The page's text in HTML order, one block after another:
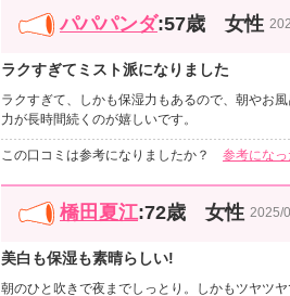
パパパンダ:57歳 女性
ラクすぎてミスト派になりました
ラクすぎて、しかも保湿力もあるので、朝やお
力が長時間続くのが嬉しいです。
この口コミは参考になりましたか？ 参考になっ
橋田夏江:72歳 女性 2025/
美白も保湿も素晴らしい!
朝のひと吹きで夜までしっとり。しかもツヤツ